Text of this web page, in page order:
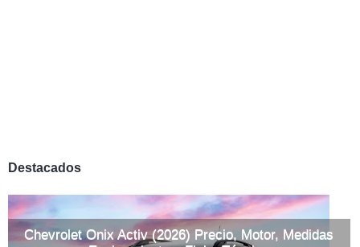
Destacados
Chevrolet Onix Activ (2026) Precio, Motor, Medidas